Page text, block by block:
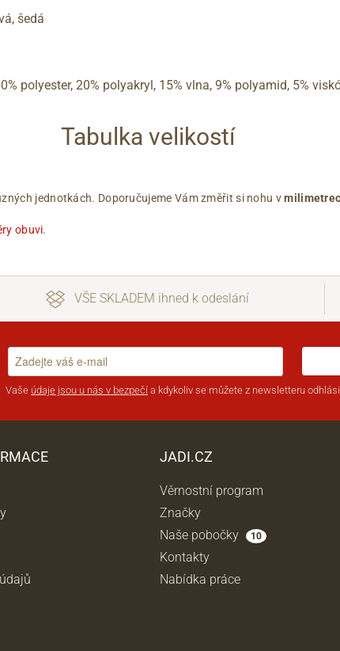
šedá
polyester, 20% polyakryl, 15% vlna, 9% polyamid, 5%
Tabulka velikostí
jednotkách. Doporučujeme Vám změřit si nohu v
obuvi.
VŠE SKLADEM ihned k odeslání
Vaše údaje jsou u nás v bezpečí a kdykoliv se můžete z newsletteru
JADI.CZ
Věrnostní program
Značky
Naše pobočky
10
Kontakty
Nabídka práce